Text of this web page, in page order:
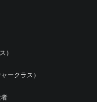
）
ークラス）